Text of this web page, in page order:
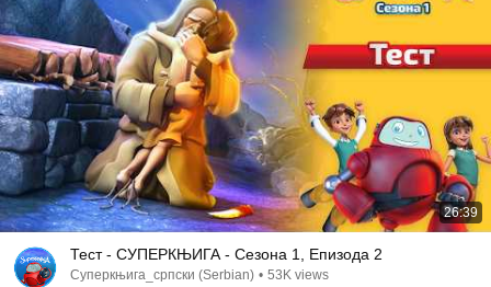
26:39
Тест - СУПЕРКЊИГА - Сезона 1, Епизода 2
Суперкњига_српски (Serbian) • 53K views